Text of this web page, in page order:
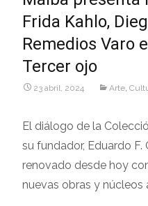
Frida Kahlo,
Remedios Varo
Tercer ojo
23 abril, 2024 Arte,
El diálogo de la
su fundador, Eduardo
renovado desde hoy
nuevas obras y núcleos